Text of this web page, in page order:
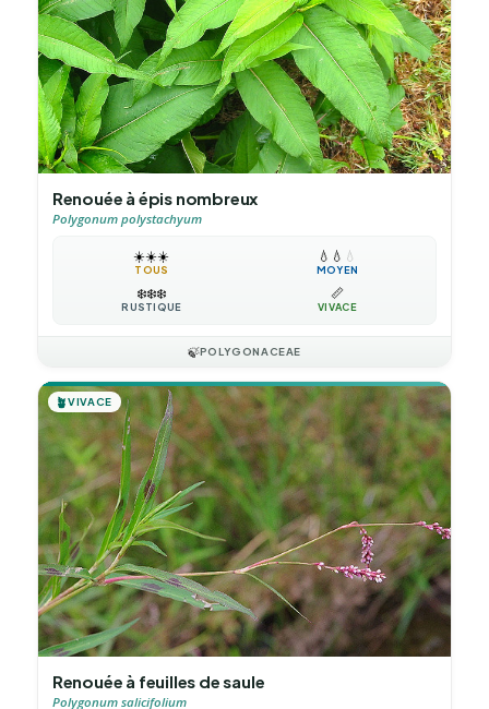
Renouée à épis nombreux
Polygonum polystachyum
☀️☀️☀️
TOUS
💧 💧 💧
MOYEN
❄️❄️❄️
RUSTIQUE
📏
VIVACE
🍃POLYGONACEAE
🪴VIVACE
Renouée à feuilles de saule
Polygonum salicifolium